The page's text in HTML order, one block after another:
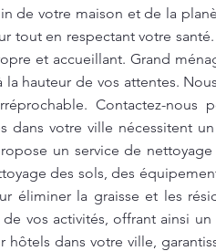
de votre maison et de la
tout en respectant votre
et accueillant. Grand
la hauteur de vos attentes.
Contactez-
dans votre ville nécessitent
un service de
des sols, des
éliminer la graisse et les
vos activités, offrant ainsi
hôtels dans votre ville,